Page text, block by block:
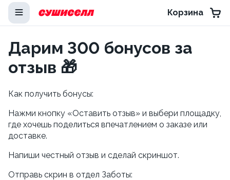
Корзина
Дарим 300 бонусов за
отзыв 🎁
Как получить бонусы:
Нажми кнопку «Оставить отзыв» и выбери площадку,
где хочешь поделиться впечатлением о заказе или
доставке.
Напиши честный отзыв и сделай скриншот.
Отправь скрин в отдел Заботы: